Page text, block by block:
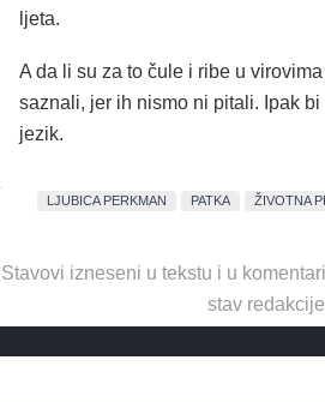
ljeta.
A da li su za to čule i ribe u
saznali, jer ih nismo ni pitali. Ipak
jezik.
LJUBICA PERKMAN PATKA ŽIVOTNA
Stavovi izneseni u tekstu i u
stav